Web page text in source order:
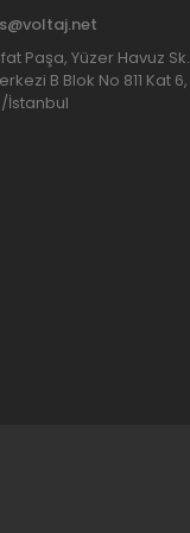
Paşa, Yüzer Havuz Sk.
B Blok No 811 Kat 6,
İstanbul